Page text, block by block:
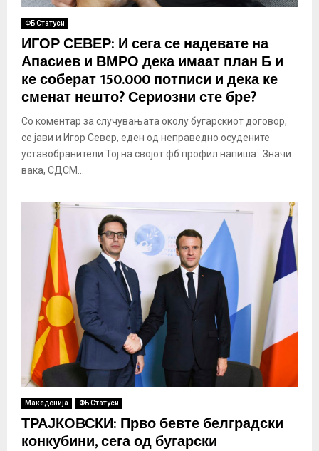
ФБ Статуси
ИГОР СЕВЕР: И сега се надевате на
Апасиев и ВМРО дека имаат план Б и
ке соберат 150.000 потписи и дека ке
сменат нешто? Сериозни сте бре?
Со коментар за случувањата околу бугарскиот договор,
се јави и Игор Север, еден од неправедно осудените
уставобранители.Тој на својот фб профил напиша: Значи
вака, СДСМ...
Македонија ФБ Статуси
ТРАЈКОВСКИ: Прво бевте белградски
конкубини, сега од бугарски